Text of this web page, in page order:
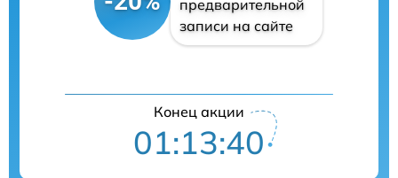
предварительной
записи на сайте
Конец акции
01:13:39